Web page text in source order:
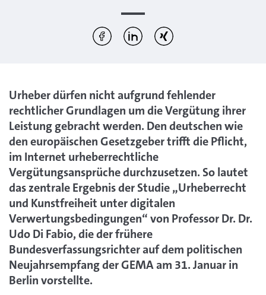
Diesen Artikel teilen: Per Facebook teilen
Per LinkedIn teilen
Per Xing teilen
Urheber dürfen nicht aufgrund fehlender
rechtlicher Grundlagen um die Vergütung ihrer
Leistung gebracht werden. Den deutschen wie
den europäischen Gesetzgeber trifft die Pflicht,
im Internet urheberrechtliche
Vergütungsansprüche durchzusetzen. So lautet
das zentrale Ergebnis der Studie „Urheberrecht
und Kunstfreiheit unter digitalen
Verwertungsbedingungen“ von Professor Dr. Dr.
Udo Di Fabio, die der frühere
Bundesverfassungsrichter auf dem politischen
Neujahrsempfang der GEMA am 31. Januar in
Berlin vorstellte.